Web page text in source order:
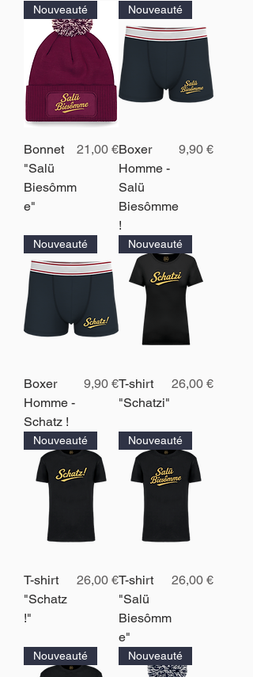
Nouveauté
Bonnet
"Salü
Biesômm
e"
Prix
21,00 €
Nouveauté
Boxer
Homme -
Salü
Biesômme
!
Prix
9,90 €
Nouveauté
Boxer
Homme -
Schatz !
Prix
9,90 €
Nouveauté
T-shirt
"Schatzi"
Prix
26,00 €
Nouveauté
T-shirt
"Schatz
!"
Prix
26,00 €
Nouveauté
T-shirt
"Salü
Biesômm
e"
Prix
26,00 €
Nouveauté Nouveauté